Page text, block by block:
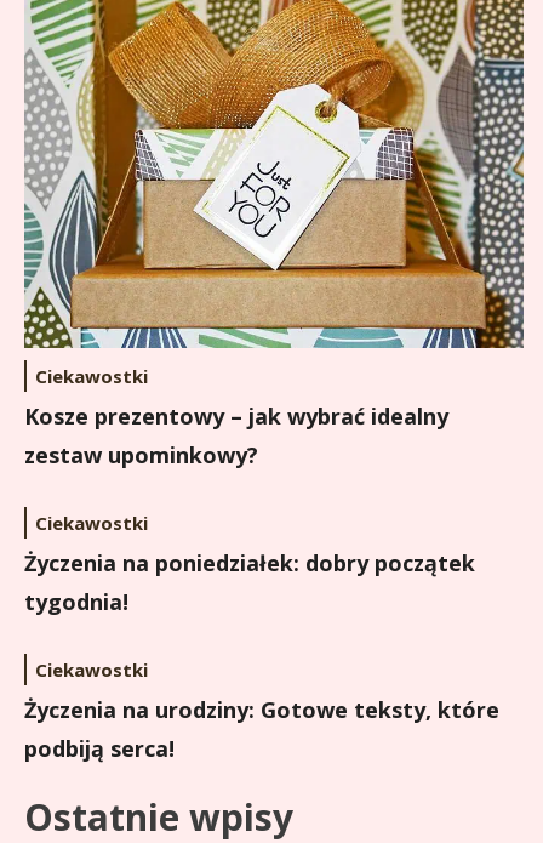
Ciekawostki
Kosze prezentowy – jak wybrać idealny
zestaw upominkowy?
Ciekawostki
Życzenia na poniedziałek: dobry początek
tygodnia!
Ciekawostki
Życzenia na urodziny: Gotowe teksty, które
podbiją serca!
Ostatnie wpisy